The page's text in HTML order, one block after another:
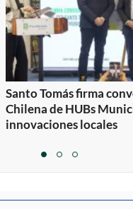
Santo Tomás firma
Chilena de HUBs
innovaciones locales
itemitemitem